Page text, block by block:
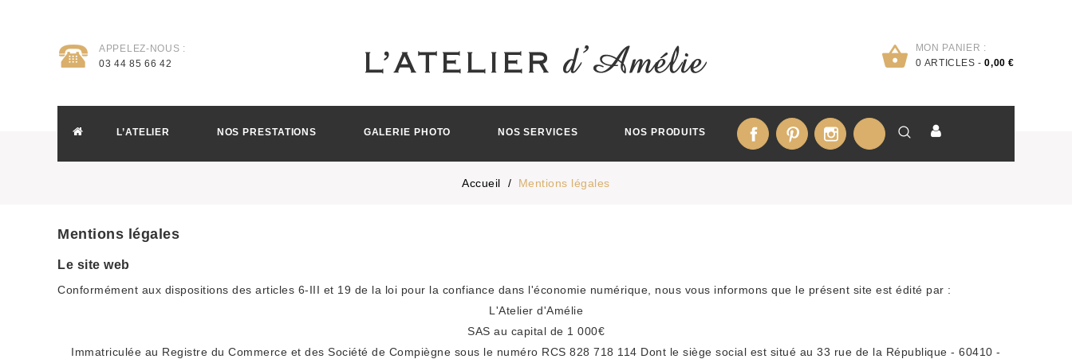
APPELEZ-NOUS :
03 44 85 66 42
MON PANIER :
0 ARTICLES -0,00 €
L’ATELIER NOS PRESTATIONS GALERIE PHOTO NOS SERVICES NOS PRODUITS FacebookPinterestInstagramLinkedIn
Accueil Mentions légales
Mentions légales
Le site web
Conformément aux dispositions des articles 6-III et 19 de la loi pour la confiance dans l'économie numérique, nous vous informons que le présent site est édité par :
L'Atelier d'Amélie
SAS au capital de 1 000€
Immatriculée au Registre du Commerce et des Société de Compiègne sous le numéro RCS 828 718 114 Dont le siège social est situé au 33 rue de la République - 60410 -